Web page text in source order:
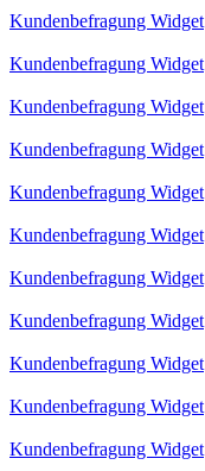
Kundenbefragung Widget
Kundenbefragung Widget
Kundenbefragung Widget
Kundenbefragung Widget
Kundenbefragung Widget
Kundenbefragung Widget
Kundenbefragung Widget
Kundenbefragung Widget
Kundenbefragung Widget
Kundenbefragung Widget
Kundenbefragung Widget